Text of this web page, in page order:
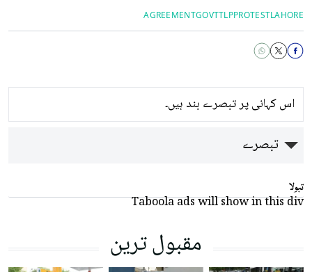
LAHORE
PROTEST
TLP
GOVT
AGREEMENT
اس کہانی پر تبصرے بند ہیں۔
تبصرے
تبولا
Taboola ads will show in this div
مقبول ترین